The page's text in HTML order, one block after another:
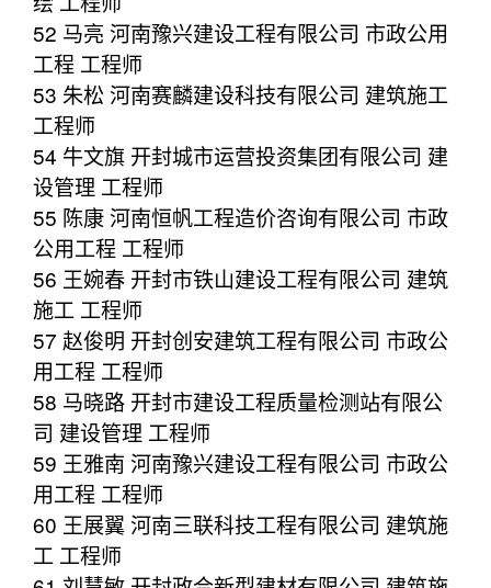
52 马亮 河南豫兴建设工程有限公司 市政公用
工程 工程师
53 朱松 河南赛麟建设科技有限公司 建筑施工
工程师
54 牛文旗 开封城市运营投资集团有限公司 建
设管理 工程师
55 陈康 河南恒帆工程造价咨询有限公司 市政
公用工程 工程师
56 王婉春 开封市铁山建设工程有限公司 建筑
施工 工程师
57 赵俊明 开封创安建筑工程有限公司 市政公
用工程 工程师
58 马晓路 开封市建设工程质量检测站有限公
司 建设管理 工程师
59 王雅南 河南豫兴建设工程有限公司 市政公
用工程 工程师
60 王展翼 河南三联科技工程有限公司 建筑施
工 工程师